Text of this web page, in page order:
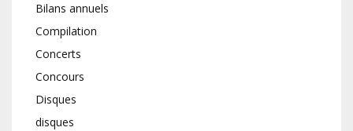
Bilans annuels
Compilation
Concerts
Concours
Disques
disques